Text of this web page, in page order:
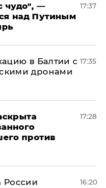
чудо", —
над Путиным
17:37
в Балтии с
дронами
17:35
против
17:28
России
16:20